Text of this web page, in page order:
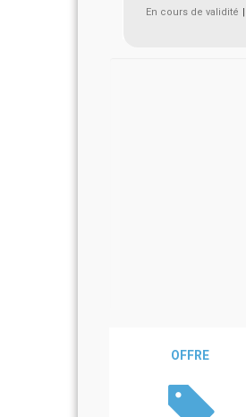
En cours de validité
OFFRE